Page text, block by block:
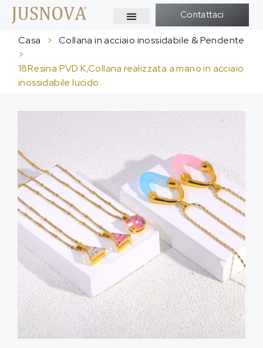
Contattaci
Casa > Collana in acciaio inossidabile & Pendente
>
18Resina PVD K,Collana realizzata a mano in acciaio
inossidabile lucido